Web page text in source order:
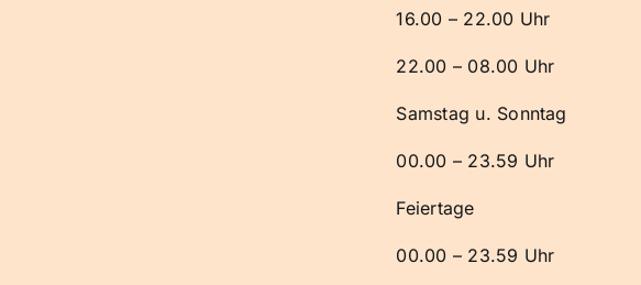
16.00 – 22.00 Uhr
22.00 – 08.00 Uhr
Samstag u. Sonntag
00.00 – 23.59 Uhr
Feiertage
00.00 – 23.59 Uhr